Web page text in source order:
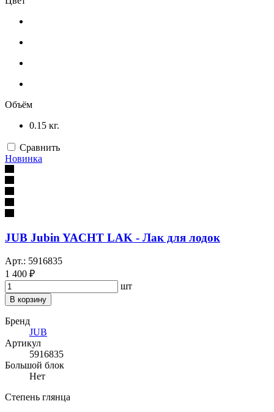
Объём
0.15 кг.
Сравнить
Новинка
JUB Jubin YACHT LAK - Лак для лодок
Арт.: 5916835
1 400 ₽
шт
В корзину
Бренд
JUB
Артикул
5916835
Большой блок
Нет
Степень глянца